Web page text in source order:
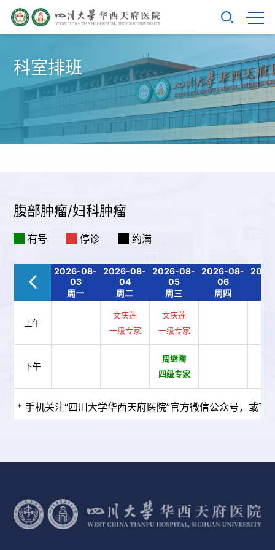
科室排班
腹部肿瘤/妇科肿瘤
有号 停诊 约满
2026-08-
03
周一
2026-08-
04
周二
2026-08-
05
周三
2026-08-
06
周四
上午
文庆莲
一级专家
文庆莲
一级专家
下午
周继陶
四级专家
* 手机关注“四川大学华西天府医院”官方微信公众号，或下